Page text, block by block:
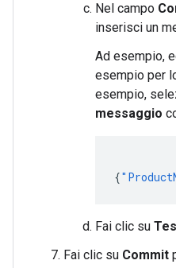
Nel campo
inserisci un
Ad esempio,
esempio per
esempio,
messaggio
{
Fai clic su
Fai clic su Commit